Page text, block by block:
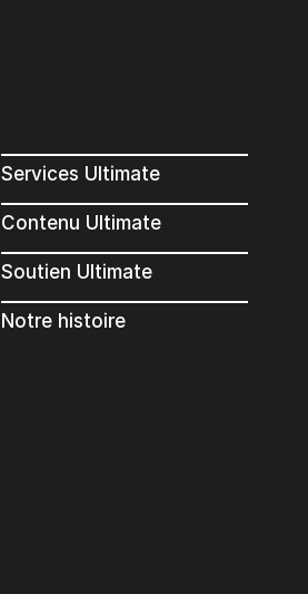
Services Ultimate
Contenu Ultimate
Soutien Ultimate
Notre histoire